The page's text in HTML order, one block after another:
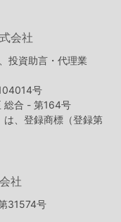
会社
投資助言・代理業
号
総合 - 第164号
、登録商標（登録第
社
31574号